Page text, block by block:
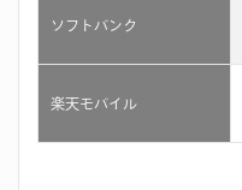
ソフトバンク
楽天モバイル